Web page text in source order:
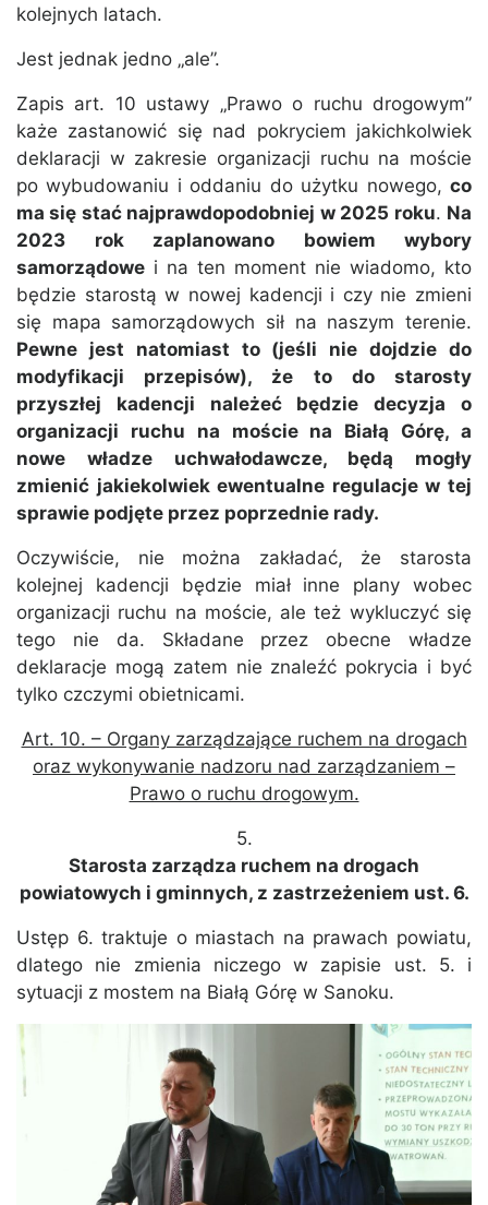
kolejnych latach.
Jest jednak jedno „ale”.
Zapis art. 10 ustawy „Prawo o ruchu drogowym”
każe zastanowić się nad pokryciem jakichkolwiek
deklaracji w zakresie organizacji ruchu na moście
po wybudowaniu i oddaniu do użytku nowego, co
ma się stać najprawdopodobniej w 2025 roku. Na
2023 rok zaplanowano bowiem wybory
samorządowe i na ten moment nie wiadomo, kto
będzie starostą w nowej kadencji i czy nie zmieni
się mapa samorządowych sił na naszym terenie.
Pewne jest natomiast to (jeśli nie dojdzie do
modyfikacji przepisów), że to do starosty
przyszłej kadencji należeć będzie decyzja o
organizacji ruchu na moście na Białą Górę, a
nowe władze uchwałodawcze, będą mogły
zmienić jakiekolwiek ewentualne regulacje w tej
sprawie podjęte przez poprzednie rady.
Oczywiście, nie można zakładać, że starosta
kolejnej kadencji będzie miał inne plany wobec
organizacji ruchu na moście, ale też wykluczyć się
tego nie da. Składane przez obecne władze
deklaracje mogą zatem nie znaleźć pokrycia i być
tylko czczymi obietnicami.
Art. 10. – Organy zarządzające ruchem na drogach
oraz wykonywanie nadzoru nad zarządzaniem –
Prawo o ruchu drogowym.
5.
Starosta zarządza ruchem na drogach
powiatowych i gminnych, z zastrzeżeniem ust. 6.
Ustęp 6. traktuje o miastach na prawach powiatu,
dlatego nie zmienia niczego w zapisie ust. 5. i
sytuacji z mostem na Białą Górę w Sanoku.